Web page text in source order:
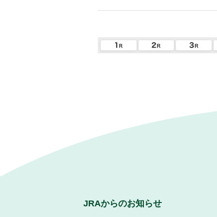
JRAからのお知らせ